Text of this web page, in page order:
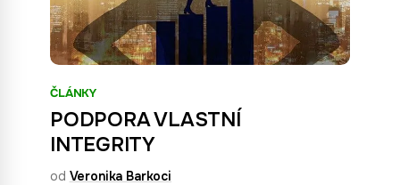
ČLÁNKY
PODPORA VLASTNÍ
INTEGRITY
od Veronika Barkoci